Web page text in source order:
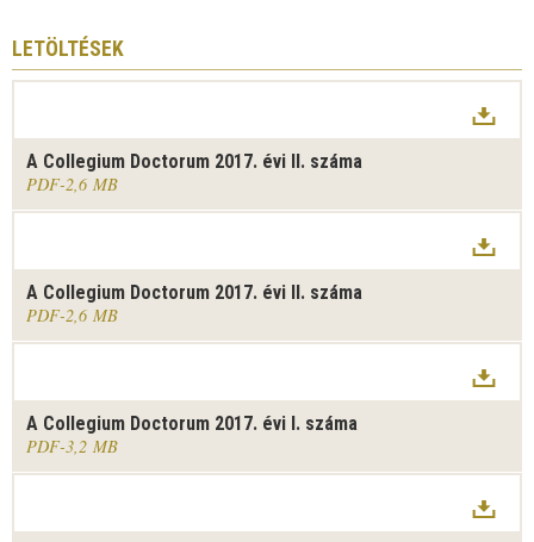
LETÖLTÉSEK
A Collegium Doctorum 2017. évi II. száma
PDF 2,6 MB
A Collegium Doctorum 2017. évi II. száma
PDF 2,6 MB
A Collegium Doctorum 2017. évi I. száma
PDF 3,2 MB